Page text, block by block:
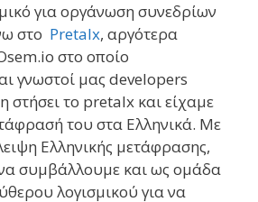
για οργάνωση συνεδρίων
στο Pretalx, αργότερα
στο οποίο
γνωστοί μας developers
στήσει το pretalx και είχαμε
του στα Ελληνικά. Με
Ελληνικής μετάφρασης,
συμβάλλουμε και ως ομάδα
λογισμικού για να